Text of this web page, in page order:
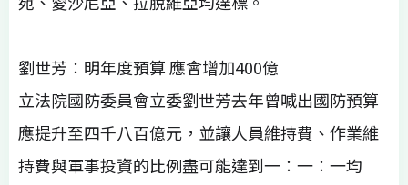
劉世芳︰明年度預算 應會增加400億
立法院國防委員會立委劉世芳去年曾喊出國防預算
應提升至四千八百億元，並讓人員維持費、作業維
持費與軍事投資的比例盡可能達到一︰一︰一均